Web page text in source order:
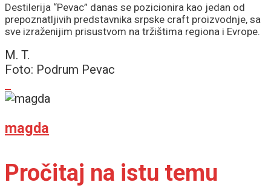
Destilerija “Pevac” danas se pozicionira kao jedan od
prepoznatljivih predstavnika srpske craft proizvodnje, sa
sve izraženijim prisustvom na tržištima regiona i Evrope.
M. T.
Foto: Podrum Pevac
magda
Pročitaj na istu temu